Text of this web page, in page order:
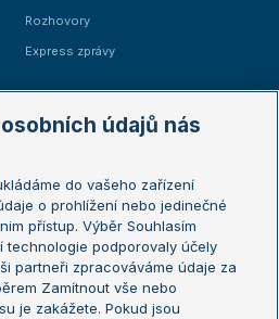
Rozhovory
Express zprávy
Australian Open
French Open
Wimbledon
US Open
Turnaj mistrů
údajů nás
do vašeho zařízení
o prohlížení nebo jedinečné
přístup. Výběr Souhlasím
technologie podporovaly účely
partneři zpracováváme údaje za
Zamítnout vše nebo
je zakážete. Pokud jsou